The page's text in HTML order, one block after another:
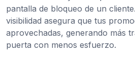
pantalla de bloqueo de un
visibilidad asegura que tus
aprovechadas, generando más
puerta con menos esfuerzo.